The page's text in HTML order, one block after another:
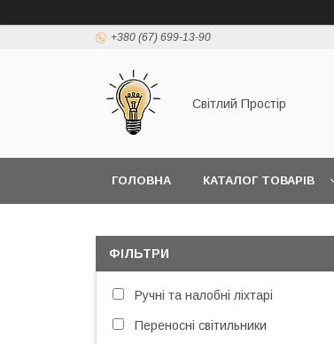
+380 (67) 699-13-90
Світлий Простір
ГОЛОВНА КАТАЛОГ ТОВАРІВ
ФІЛЬТРИ
Ручні та налобні ліхтарі
Переносні світильники